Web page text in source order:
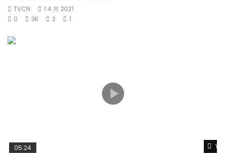
TVCN
1 4 月 2021
0
3K 2 1
05:24